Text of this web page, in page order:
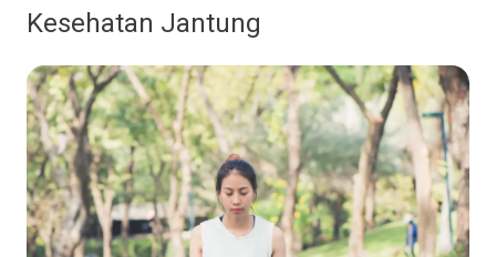
Kesehatan Jantung